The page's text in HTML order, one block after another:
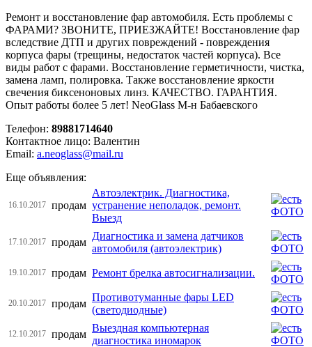
Ремонт и восстановление фар автомобиля. Есть проблемы с
ФАРАМИ? ЗВОНИТЕ, ПРИЕЗЖАЙТЕ! Восстановление фар
вследствие ДТП и других повреждений - повреждения
корпуса фары (трещины, недостаток частей корпуса). Все
виды работ с фарами. Восстановление герметичности, чистка,
замена ламп, полировка. Также восстановление яркости
свечения биксеноновых линз. КАЧЕСТВО. ГАРАНТИЯ.
Опыт работы более 5 лет! NeoGlass М-н Бабаевского
Телефон: 89881714640
Контактное лицо: Валентин
Email: a.neoglass@mail.ru
Еще объявления:
16.10.2017 продам
Автоэлектрик. Диагностика,
устранение неполадок, ремонт.
Выезд
17.10.2017 продам
Диагностика и замена датчиков
автомобиля (автоэлектрик)
19.10.2017 продам Ремонт брелка автосигнализации.
20.10.2017 продам
Противотуманные фары LED
(светодиодные)
12.10.2017 продам
Выездная компьютерная
диагностика иномарок